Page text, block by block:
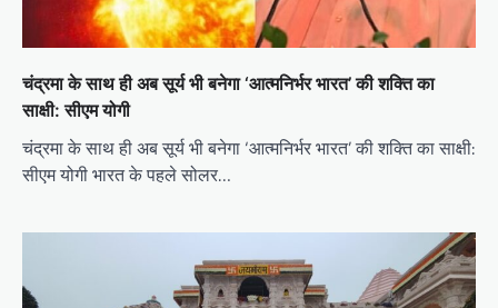
चंद्रमा के साथ ही अब सूर्य भी बनेगा ‘आत्मनिर्भर भारत’ की शक्ति का
साक्षी: सीएम योगी
चंद्रमा के साथ ही अब सूर्य भी बनेगा ‘आत्मनिर्भर भारत’ की शक्ति का साक्षी:
सीएम योगी भारत के पहले सोलर…